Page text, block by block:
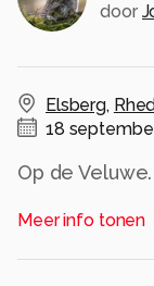
door
Elsberg,
18
Op de
Meer info tonen